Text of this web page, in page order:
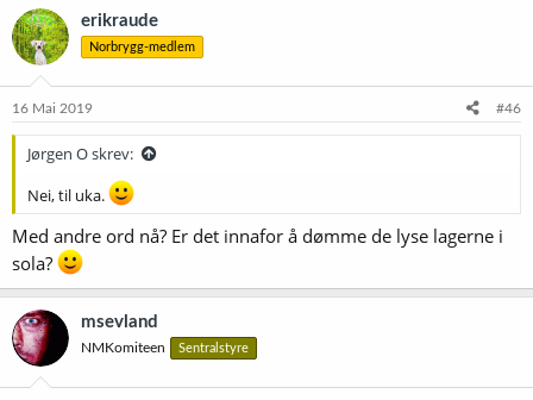
erikraude
Norbrygg-medlem
16 Mai 2019 #46
Jørgen O skrev:
Nei, til uka.
Med andre ord nå? Er det innafor å dømme de lyse lagerne i
sola?
msevland
NMKomiteen Sentralstyre